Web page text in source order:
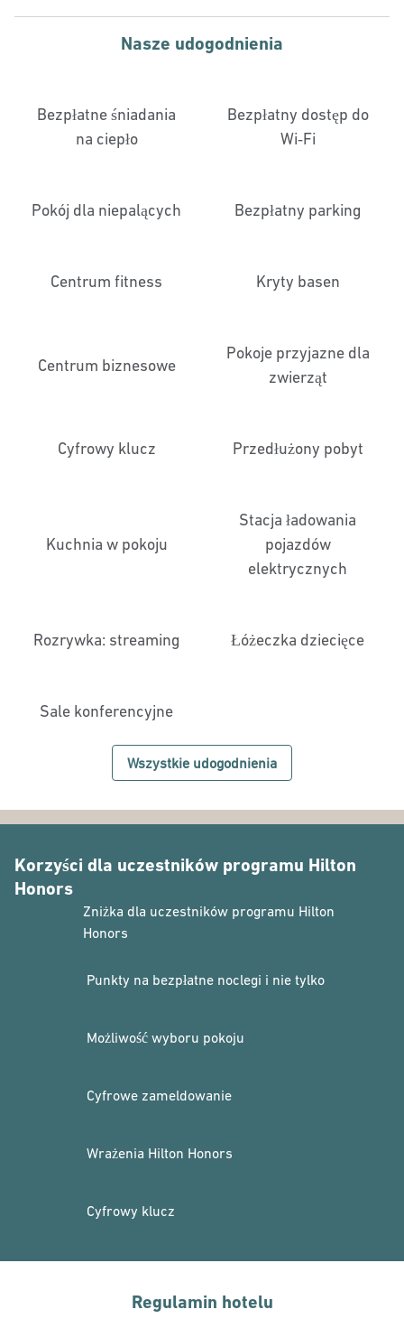
Nasze udogodnienia
Bezpłatne śniadania
na ciepło
Bezpłatny dostęp do
Wi‑Fi
Pokój dla niepalących Bezpłatny parking
Centrum fitness Kryty basen
Centrum biznesowe
Pokoje przyjazne dla
zwierząt
Cyfrowy klucz Przedłużony pobyt
Kuchnia w pokoju
Stacja ładowania
pojazdów
elektrycznych
Rozrywka: streaming Łóżeczka dziecięce
Sale konferencyjne
Wszystkie udogodnienia
Korzyści dla uczestników programu Hilton
Honors
Zniżka dla uczestników programu Hilton
Honors
Punkty na bezpłatne noclegi i nie tylko
Możliwość wyboru pokoju
Cyfrowe zameldowanie
Wrażenia Hilton Honors
Cyfrowy klucz
Regulamin hotelu